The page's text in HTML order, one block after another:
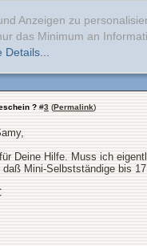
Anzeigen zu
das Minimum an
Details...
? #3 (Permalink)
Deine Hilfe. Muss ich
daß Mini-Selbstständige bis